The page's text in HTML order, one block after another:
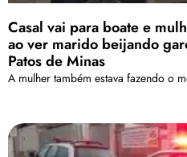
Casal vai para boate e
ao ver marido beijando
Patos de Minas
A mulher também estava fazendo o